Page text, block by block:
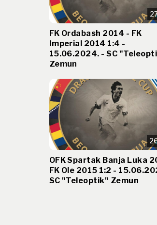
FK Ordabash 2014 - FK
Imperial 2014 1:4 -
15.06.2024. - SC
Zemun
OFK Spartak Banja Luka
FK Ole 2015 1:2 -
SC "Teleoptik" Zemun